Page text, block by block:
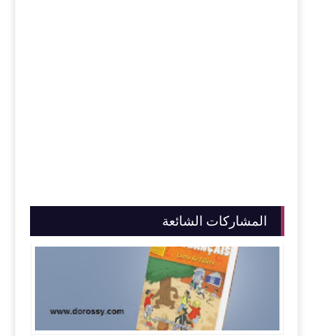
المشاركات الشائعة